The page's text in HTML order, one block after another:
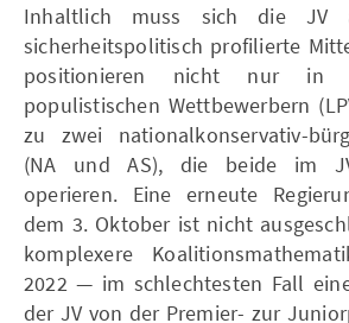
Inhaltlich muss sich die JV
sicherheitspolitisch profilierte
positionieren nicht nur in
populistischen Wettbewerbern
zu zwei nationalkonservativ-
(NA und AS), die beide im
operieren. Eine erneute
dem 3. Oktober ist nicht
komplexere
2022 — im schlechtesten Fall
der JV von der Premier- zur